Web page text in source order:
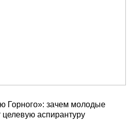
Горного»: зачем молодые
аспирантуру